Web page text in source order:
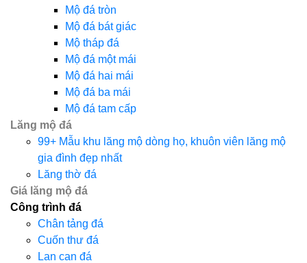
Mộ đá tròn
Mộ đá bát giác
Mộ tháp đá
Mộ đá một mái
Mộ đá hai mái
Mộ đá ba mái
Mộ đá tam cấp
Lăng mộ đá
99+ Mẫu khu lăng mộ dòng họ, khuôn viên lăng mộ
gia đình đẹp nhất
Lăng thờ đá
Giá lăng mộ đá
Công trình đá
Chân tảng đá
Cuốn thư đá
Lan can đá